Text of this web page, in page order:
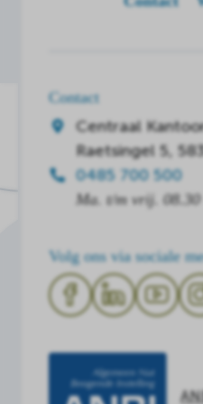
Contact
Centraal
Raetsingel 5,
0485 700 500
Ma. t/m vrij.
Volg ons via sociale